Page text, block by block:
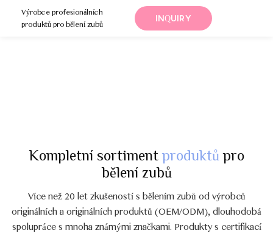
Výrobce profesionálních
produktů pro bělení zubů
INQUIRY
Kompletní sortimentproduktůpro
bělení zubů
Více než 20 let zkušeností s bělením zubů od výrobců
originálních a originálních produktů (OEM/ODM), dlouhodobá
spolupráce s mnoha známými značkami. Produkty s certifikací